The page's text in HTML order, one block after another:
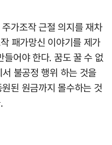
가조작 근절 의지를 재차
패가망신 이야기를 제가
들어야 한다. 꿈도 꿀 수 없
불공정 행위 하는 것을
된 원금까지 몰수하는 것